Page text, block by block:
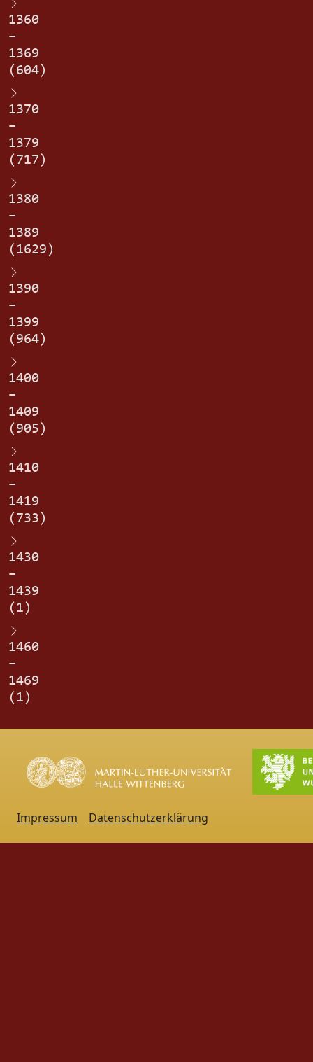
1360
–
1369
(604)
1370
–
1379
(717)
1380
–
1389
(1629)
1390
–
1399
(964)
1400
–
1409
(905)
1410
–
1419
(733)
1430
–
1439
(1)
1460
–
1469
(1)
Impressum Datenschutzerklärung